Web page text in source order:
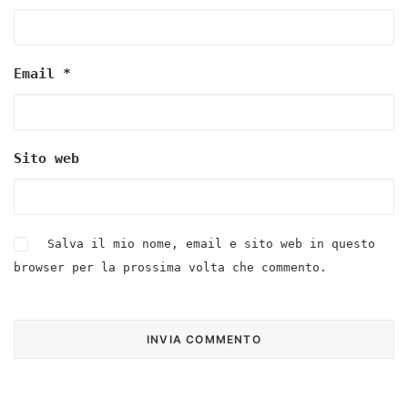
Email *
Sito web
Salva il mio nome, email e sito web in questo
browser per la prossima volta che commento.